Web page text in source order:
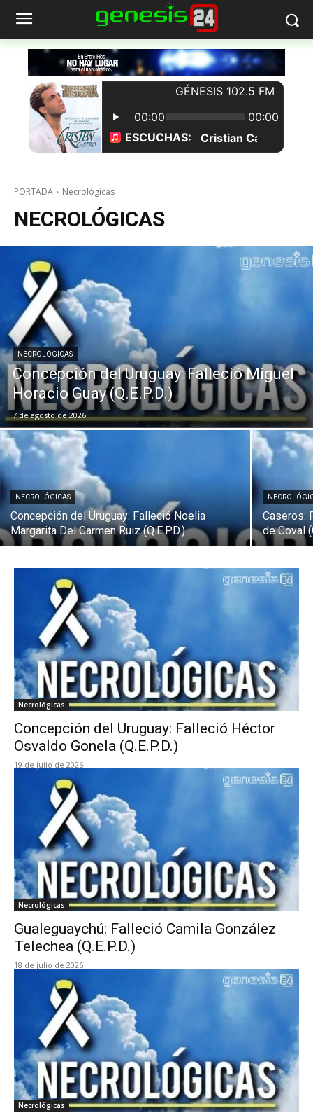
PORTADA Necrológicas
NECROLÓGICAS
NECROLÓGICAS
Concepción del Uruguay: Falleció Miguel
Horacio Guay (Q.E.P.D.)
7 de agosto de 2026
NECROLÓGICAS
Concepción del Uruguay: Falleció Noelia
Margarita Del Carmen Ruiz (Q.E.P.D.)
Caseros:
de Coval
Necrológicas
Concepción del Uruguay: Falleció Héctor
Osvaldo Gonela (Q.E.P.D.)
19 de julio de 2026
Necrológicas
Gualeguaychú: Falleció Camila González
Telechea (Q.E.P.D.)
18 de julio de 2026
Necrológicas